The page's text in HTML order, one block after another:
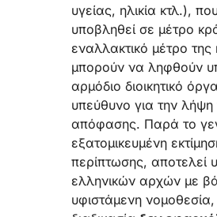
υγείας, ηλικία κτλ.),
υποβληθεί σε μέτρο
εναλλακτικό μέτρο
μπορούν να ληφθούν
αρμόδιο διοικητικό
υπεύθυνο για την λήψη
απόφασης. Παρά το
εξατομικευμένη
περίπτωσης, αποτελεί
ελληνικών αρχών με
υφιστάμενη νομοθεσία,